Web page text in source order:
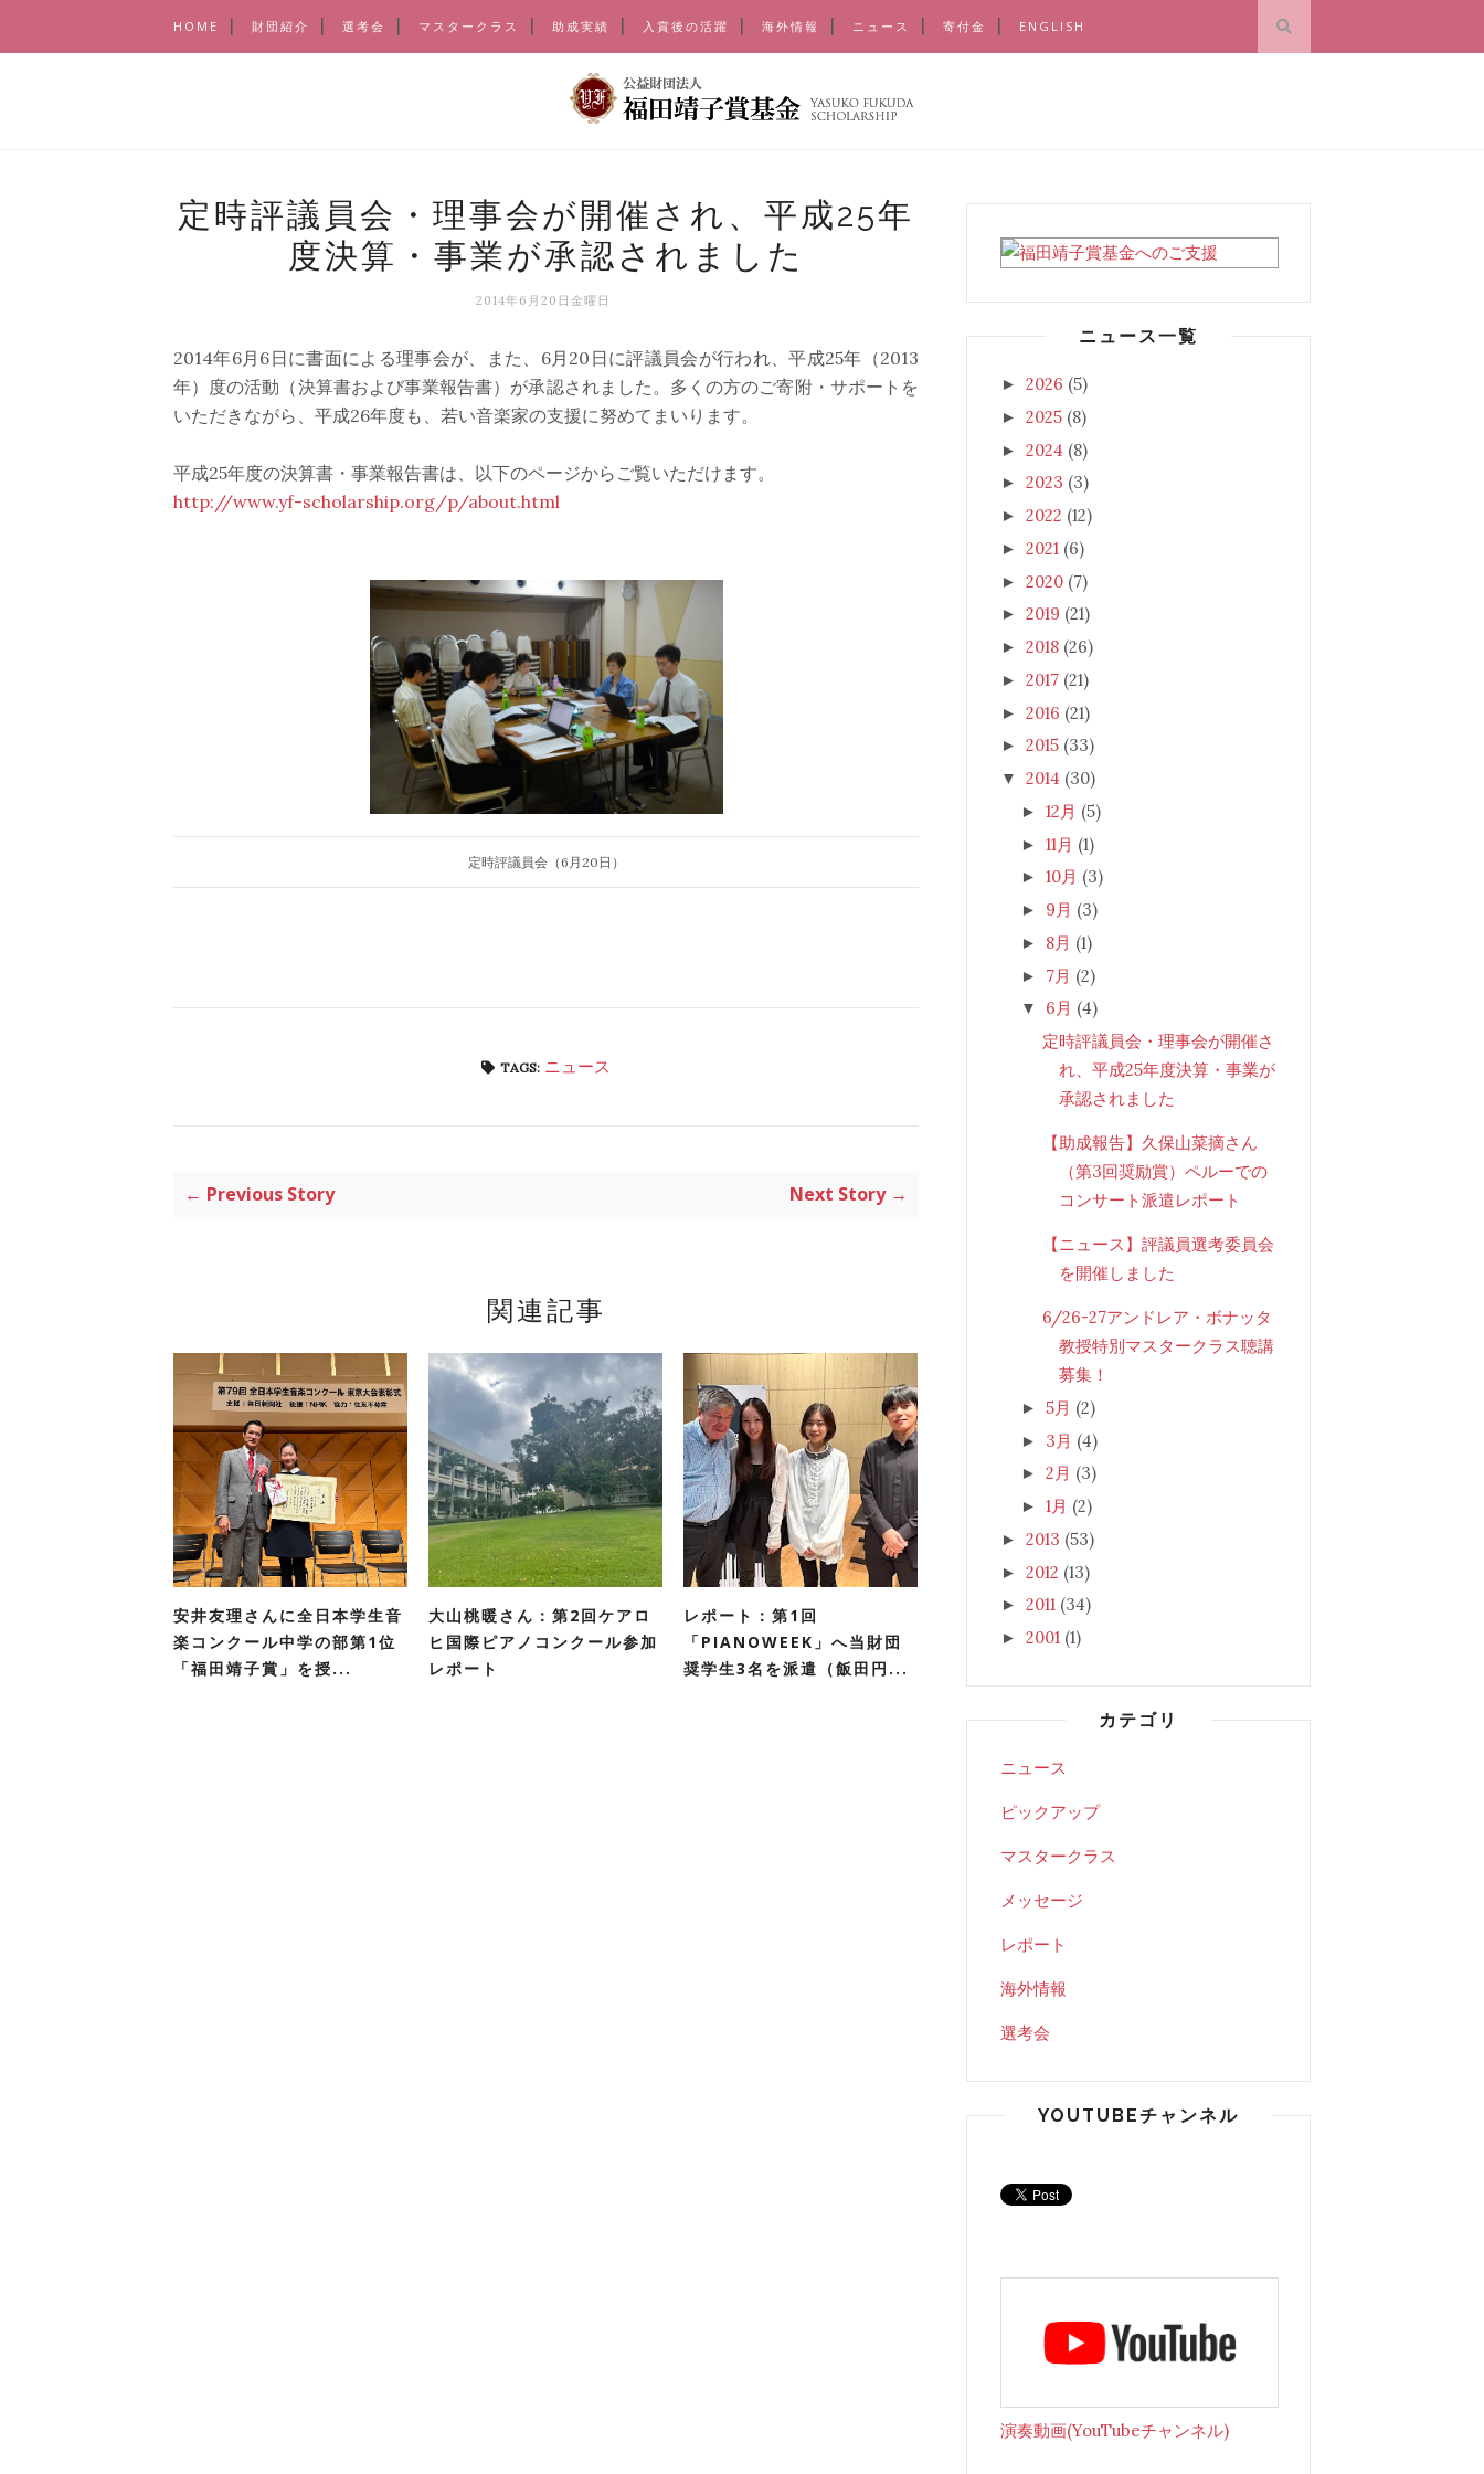
HOME 財団紹介 選考会 マスタークラス 助成実績 入賞後の活躍 海外情報 ニュース 寄付金 ENGLISH
定時評議員会・理事会が開催され、平成25年
度決算・事業が承認されました
2014年6月20日金曜日
2014年6月6日に書面による理事会が、また、6月20日に評議員会が行われ、平成25年（2013
年）度の活動（決算書および事業報告書）が承認されました。多くの方のご寄附・サポートを
いただきながら、平成26年度も、若い音楽家の支援に努めてまいります。
平成25年度の決算書・事業報告書は、以下のページからご覧いただけます。
http://www.yf-scholarship.org/p/about.html
定時評議員会（6月20日）
TAGS: ニュース
← Previous Story Next Story →
関連記事
安井友理さんに全日本学生音
楽コンクール中学の部第1位
「福田靖子賞」を授...
大山桃暖さん：第2回ケアロ
ヒ国際ピアノコンクール参加
レポート
レポート：第1回
「PIANOWEEK」へ当財団
奨学生3名を派遣（飯田円...
ニュース一覧
► 2026 (5)
► 2025 (8)
► 2024 (8)
► 2023 (3)
► 2022 (12)
► 2021 (6)
► 2020 (7)
► 2019 (21)
► 2018 (26)
► 2017 (21)
► 2016 (21)
► 2015 (33)
▼ 2014 (30)
► 12月 (5)
► 11月 (1)
► 10月 (3)
► 9月 (3)
► 8月 (1)
► 7月 (2)
▼ 6月 (4)
定時評議員会・理事会が開催さ
れ、平成25年度決算・事業が
承認されました
【助成報告】久保山菜摘さん
（第3回奨励賞）ペルーでの
コンサート派遣レポート
【ニュース】評議員選考委員会
を開催しました
6/26-27アンドレア・ボナッタ
教授特別マスタークラス聴講
募集！
► 5月 (2)
► 3月 (4)
► 2月 (3)
► 1月 (2)
► 2013 (53)
► 2012 (13)
► 2011 (34)
► 2001 (1)
カテゴリ
ニュース
ピックアップ
マスタークラス
メッセージ
レポート
海外情報
選考会
YOUTUBEチャンネル
演奏動画(YouTubeチャンネル)